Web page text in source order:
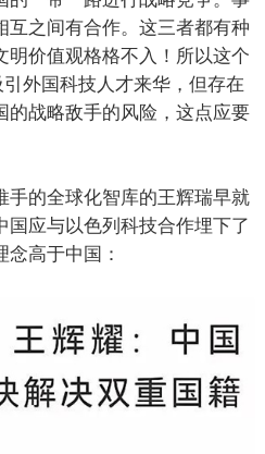
互之间有合作。这三者都有种
明价值观格格不入！所以这个
外国科技人才来华，但存在
的战略敌手的风险，这点应要
手的全球化智库的王辉瑞早就
国应与以色列科技合作埋下了
高于中国：